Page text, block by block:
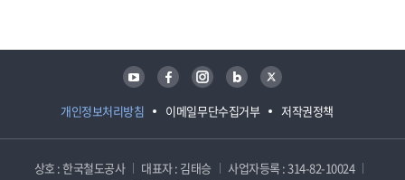
개인정보처리방침 이메일무단수집거부 저작권정책
유튜브 페이스북 인스타그램 블로그 트위터
상호 : 한국철도공사 대표자 : 김태승
사업자등록 : 314-82-10024